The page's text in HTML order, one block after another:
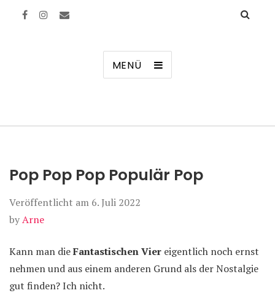
MENÜ
Pop Pop Pop Populär Pop
Veröffentlicht am 6. Juli 2022
byArne
Kann man dieFantastischen Vier eigentlich noch ernst
nehmen und aus einem anderen Grund als der Nostalgie
gut finden? Ich nicht.